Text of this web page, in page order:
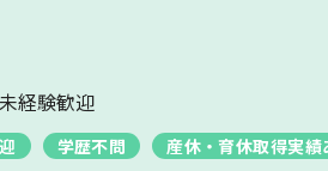
経験歓迎
学歴不問
産休・育休取得実績